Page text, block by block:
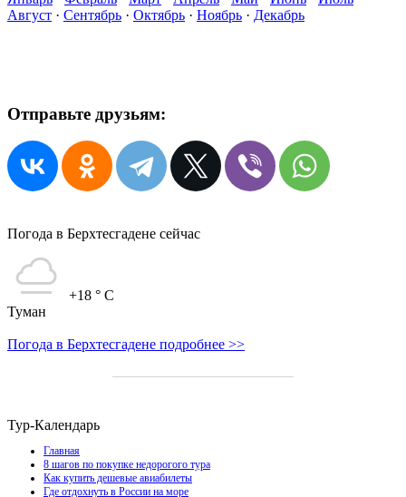
Август · Сентябрь · Октябрь · Ноябрь · Декабрь
Отправьте друзьям:
Погода в Берхтесгадене сейчас
+18 ° C
Туман
Погода в Берхтесгадене подробнее >>
Тур-Календарь
Главная
8 шагов по покупке недорогого тура
Как купить дешевые авиабилеты
Где отдохнуть в России на море